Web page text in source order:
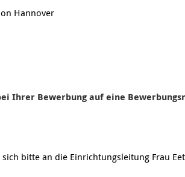
Hannover
Ihrer Bewerbung auf eine
sich bitte an die Einrichtungsleitung Frau